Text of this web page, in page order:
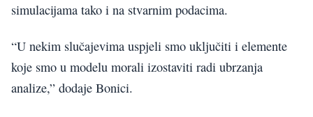
simulacijama tako i na stvarnim podacima.
“U nekim slučajevima uspjeli smo uključiti i elemente
koje smo u modelu morali izostaviti radi ubrzanja
analize,” dodaje Bonici.